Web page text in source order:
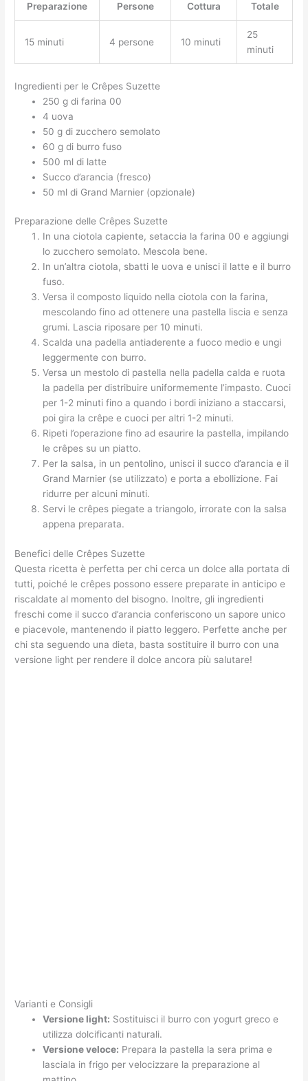
Preparazione
Persone
Cottura
Totale
15 minuti 4 persone 10 minuti
25
minuti
Ingredienti per le Crêpes Suzette
250 g di farina 00
4 uova
50 g di zucchero semolato
60 g di burro fuso
500 ml di latte
Succo d’arancia (fresco)
50 ml di Grand Marnier (opzionale)
Preparazione delle Crêpes Suzette
In una ciotola capiente, setaccia la farina 00 e aggiungi
lo zucchero semolato. Mescola bene.
In un’altra ciotola, sbatti le uova e unisci il latte e il burro
fuso.
Versa il composto liquido nella ciotola con la farina,
mescolando fino ad ottenere una pastella liscia e senza
grumi. Lascia riposare per 10 minuti.
Scalda una padella antiaderente a fuoco medio e ungi
leggermente con burro.
Versa un mestolo di pastella nella padella calda e ruota
la padella per distribuire uniformemente l’impasto. Cuoci
per 1-2 minuti fino a quando i bordi iniziano a staccarsi,
poi gira la crêpe e cuoci per altri 1-2 minuti.
Ripeti l’operazione fino ad esaurire la pastella, impilando
le crêpes su un piatto.
Per la salsa, in un pentolino, unisci il succo d’arancia e il
Grand Marnier (se utilizzato) e porta a ebollizione. Fai
ridurre per alcuni minuti.
Servi le crêpes piegate a triangolo, irrorate con la salsa
appena preparata.
Benefici delle Crêpes Suzette
Questa ricetta è perfetta per chi cerca un dolce alla portata di
tutti, poiché le crêpes possono essere preparate in anticipo e
riscaldate al momento del bisogno. Inoltre, gli ingredienti
freschi come il succo d’arancia conferiscono un sapore unico
e piacevole, mantenendo il piatto leggero. Perfette anche per
chi sta seguendo una dieta, basta sostituire il burro con una
versione light per rendere il dolce ancora più salutare!
Varianti e Consigli
Versione light: Sostituisci il burro con yogurt greco e
utilizza dolcificanti naturali.
Versione veloce: Prepara la pastella la sera prima e
lasciala in frigo per velocizzare la preparazione al